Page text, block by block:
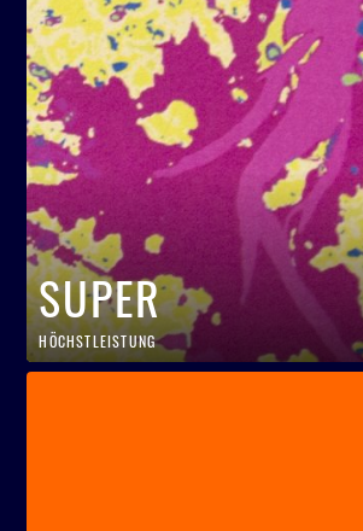
SUPER
HÖCHSTLEISTUNG